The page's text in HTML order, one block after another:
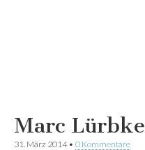
Marc Lürbke
31. März 2014• 0 Kommentare